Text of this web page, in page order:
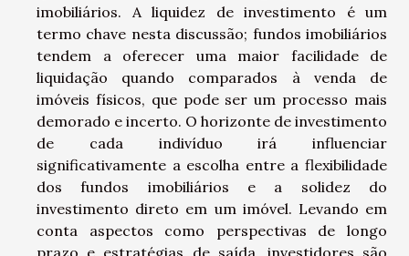
imobiliários. A liquidez de investimento é um
termo chave nesta discussão; fundos imobiliários
tendem a oferecer uma maior facilidade de
liquidação quando comparados à venda de
imóveis físicos, que pode ser um processo mais
demorado e incerto. O horizonte de investimento
de cada indivíduo irá influenciar
significativamente a escolha entre a flexibilidade
dos fundos imobiliários e a solidez do
investimento direto em um imóvel. Levando em
conta aspectos como perspectivas de longo
prazo e estratégias de saída, investidores são